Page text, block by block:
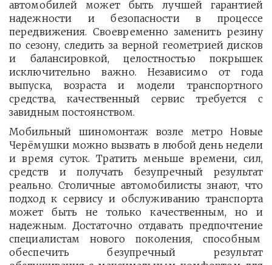
автомобилей может быть лучшей гарантией
надежности и безопасности в процессе
передвижения. Своевременно заменить резину
по сезону, следить за верной геометрией дисков
и балансировкой, целостностью покрышек
исключительно важно. Независимо от года
выпуска, возраста и модели транспортного
средства, качественный сервис требуется с
завидным постоянством.
Мобильный шиномонтаж возле метро Новые
Черёмушки можно вызвать в любой день недели
и время суток. Тратить меньше времени, сил,
средств и получать безупречный результат
реально. Столичные автомобилисты знают, что
подход к сервису и обслуживанию транспорта
может быть не только качественным, но и
надежным. Достаточно отдавать предпочтение
специалистам нового поколения, способным
обеспечить безупречный результат